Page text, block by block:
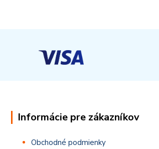
Informácie pre zákazníkov
Obchodné podmienky